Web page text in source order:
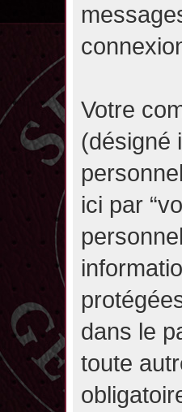
Votre
(désigné
ici par
dans le
toute